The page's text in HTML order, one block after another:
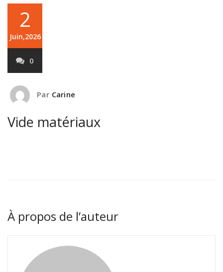
2
Juin,2026
0
Par Carine
Vide matériaux
À propos de l’auteur